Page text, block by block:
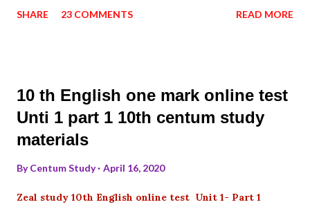
SHARE 23 COMMENTS READ MORE
10 th English one mark online test
Unti 1 part 1 10th centum study
materials
ByCentum Study April 16, 2020
Zeal study 10th English online test Unit 1- Part 1